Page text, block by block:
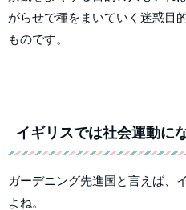
がらせで種をまいていく迷惑目
ものです。
イギリスでは社会運動に
ガーデニング先進国と言えば、
よね。